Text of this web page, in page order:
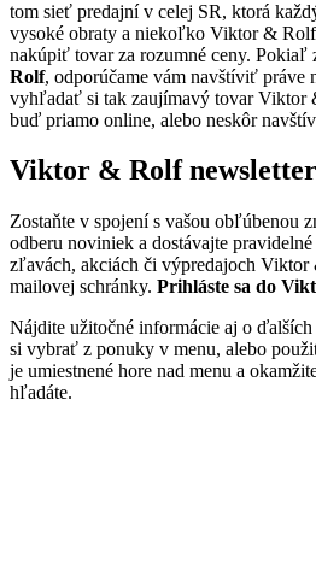
tom sieť predajní v celej SR, ktorá
vysoké obraty a niekoľko Viktor & Rolf
nakúpiť tovar za rozumné ceny. Pokiaľ
Rolf, odporúčame vám navštíviť práve
vyhľadať si tak zaujímavý tovar Viktor
buď priamo online, alebo neskôr
Viktor & Rolf newsletter
Zostaňte v spojení s vašou obľúbenou
odberu noviniek a dostávajte
zľavách, akciách či výpredajoch Viktor
mailovej schránky. Prihláste sa do
Nájdite užitočné informácie aj o ďalších
si vybrať z ponuky v menu, alebo
je umiestnené hore nad menu a
hľadáte.